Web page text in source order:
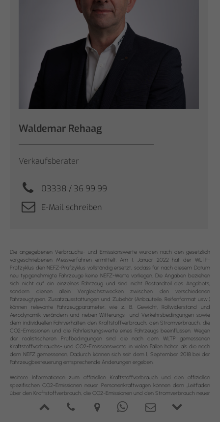
Waldemar Rehaag
Verkaufsberater
03338 / 36 99 99
E-Mail schreiben
Die angegebenen Verbrauchs- und Emissionswerte wurden nach den gesetzlich
vorgeschriebenen Messverfahren ermittelt. Am 1. Januar 2022 hat der WLTP-
Prüfzyklus den NEFZ-Prüfzyklus vollständig ersetzt, sodass für nach diesem Datum
neu typgenehmigte Fahrzeuge keine NEFZ-Werte vorliegen. Die Angaben beziehen
sich nicht auf ein einzelnes Fahrzeug und sind nicht Bestandteil des Angebots,
sondern dienen allein Vergleichszwecken zwischen den verschiedenen
Fahrzeugtypen. Zusatzausstattungen und Zubehör (Anbauteile, Reifenformat usw.)
können relevante Fahrzeugparameter, wie z. B. Gewicht, Rollwiderstand und
Aerodynamik verändern und neben Witterungs- und Verkehrsbedingungen sowie
dem individuellen Fahrverhalten den Kraftstoffverbrauch, den Stromverbrauch, die
CO2-Emissionen und die Fahrleistungswerte eines Fahrzeugs beeinflussen. Wegen
der realistischeren Prüfbedingungen sind die nach dem WLTP gemessenen
Kraftstoffverbrauchs- und CO2-Emissionswerte in vielen Fällen höher als die nach
dem NEFZ gemessenen. Dadurch können sich seit dem 1. September 2018 bei der
Fahrzeugbesteuerung entsprechende Änderungen ergeben.
Weitere Informationen zum offiziellen Kraftstoffverbrauch und den offiziellen
spezifischen CO2-Emissionen neuer Personenkraftwagen können dem „Leitfaden
über den Kraftstoffverbrauch, die CO2-Emissionen und den Stromverbrauch neuer
Personenkraftwagen“ entnommen werden, der an allen Verkaufsstellen und bei der
DAT Deutsche Automobil Treuhand GmbH, Hellmuth-Hirth-Str. 1, D-73760